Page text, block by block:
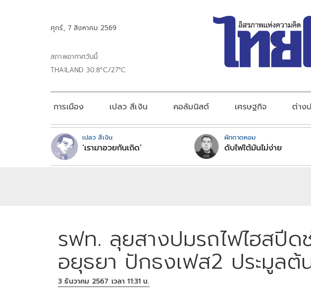
ศุกร์, 7 สิงหาคม 2569
สภาพอากาศวันนี้
THAILAND 30.8°C/27°C
การเมือง เปลว สีเงิน คอลัมนิสต์ เศรษฐกิจ ต่าง
เปลว สีเงิน
‘เรามาอวยกันเถิด’
ผักกาดหอม
ดับไฟใต้มันไม่ง่าย
รฟท. ลุยสางปมรถไฟไฮสปีด
อยุธยา ปักธงเฟส2 ประมูล
3 ธันวาคม 2567 เวลา 11:31 น.